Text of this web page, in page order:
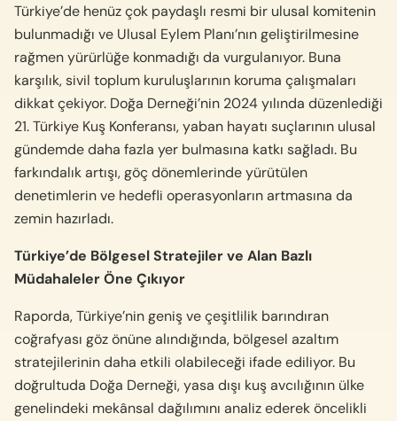
Türkiye’de henüz çok paydaşlı resmi bir ulusal komitenin
bulunmadığı ve Ulusal Eylem Planı’nın geliştirilmesine
rağmen yürürlüğe konmadığı da vurgulanıyor. Buna
karşılık, sivil toplum kuruluşlarının koruma çalışmaları
dikkat çekiyor. Doğa Derneği’nin 2024 yılında düzenlediği
21. Türkiye Kuş Konferansı, yaban hayatı suçlarının ulusal
gündemde daha fazla yer bulmasına katkı sağladı. Bu
farkındalık artışı, göç dönemlerinde yürütülen
denetimlerin ve hedefli operasyonların artmasına da
zemin hazırladı.
Türkiye’de Bölgesel Stratejiler ve Alan Bazlı
Müdahaleler Öne Çıkıyor
Raporda, Türkiye’nin geniş ve çeşitlilik barındıran
coğrafyası göz önüne alındığında, bölgesel azaltım
stratejilerinin daha etkili olabileceği ifade ediliyor. Bu
doğrultuda Doğa Derneği, yasa dışı kuş avcılığının ülke
genelindeki mekânsal dağılımını analiz ederek öncelikli